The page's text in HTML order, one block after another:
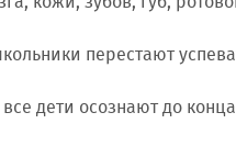
перестают
дети осознают до